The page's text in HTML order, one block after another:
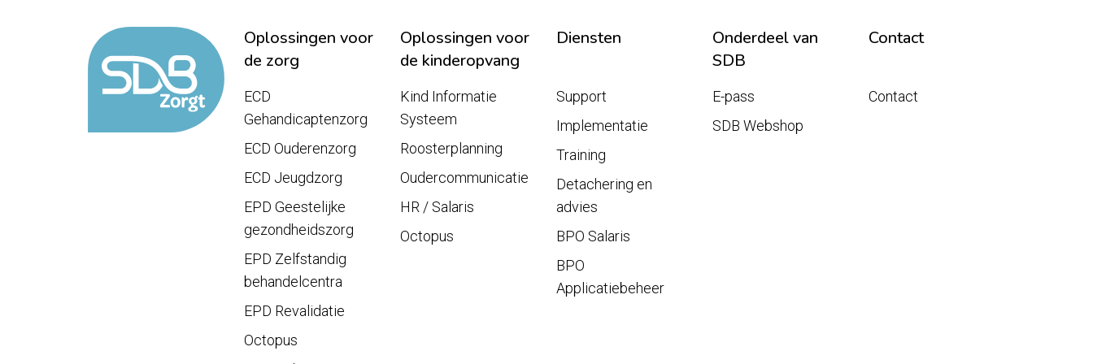
Oplossingen voor
de zorg
Oplossingen voor
de kinderopvang
Diensten
Onderdeel van
SDB
Contact
ECD
Gehandicaptenzorg
ECD Ouderenzorg
ECD Jeugdzorg
EPD Geestelijke
gezondheidszorg
EPD Zelfstandig
behandelcentra
EPD Revalidatie
Octopus
Kind Informatie
Systeem
Roosterplanning
Oudercommunicatie
HR / Salaris
Octopus
Support
Implementatie
Training
Detachering en
advies
BPO Salaris
BPO
Applicatiebeheer
E-pass
SDB Webshop
Contact